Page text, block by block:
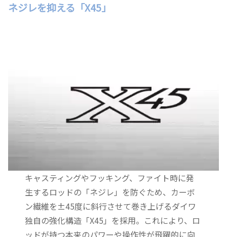
ネジレを抑える「X45」
キャスティングやフッキング、ファイト時に発
生するロッドの「ネジレ」を防ぐため、カーボ
ン繊維を±45度に斜行させて巻き上げるダイワ
独自の強化構造「X45」を採用。これにより、ロ
ッドが持つ本来のパワーや操作性が飛躍的に向